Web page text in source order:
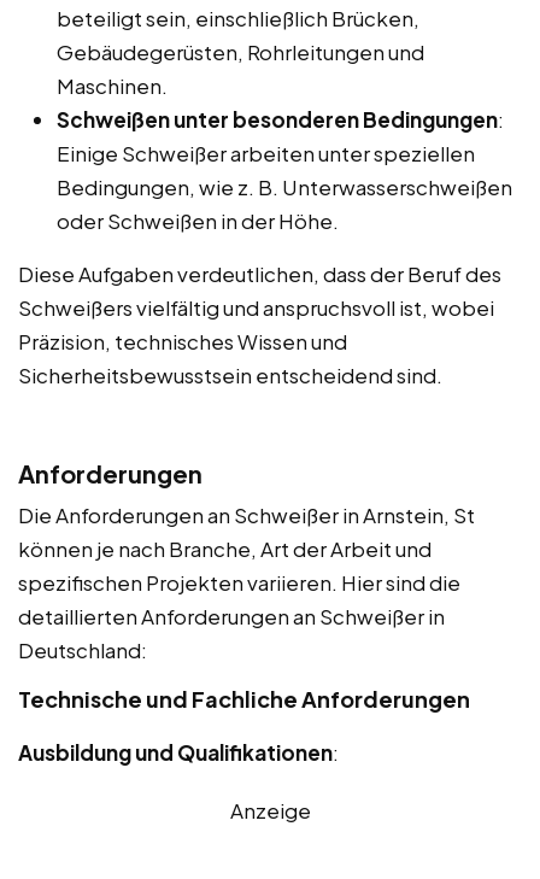
beteiligt sein, einschließlich Brücken,
Gebäudegerüsten, Rohrleitungen und
Maschinen.
Schweißen unter besonderen Bedingungen:
Einige Schweißer arbeiten unter speziellen
Bedingungen, wie z. B. Unterwasserschweißen
oder Schweißen in der Höhe.
Diese Aufgaben verdeutlichen, dass der Beruf des
Schweißers vielfältig und anspruchsvoll ist, wobei
Präzision, technisches Wissen und
Sicherheitsbewusstsein entscheidend sind.
Anforderungen
Die Anforderungen an Schweißer in Arnstein, St
können je nach Branche, Art der Arbeit und
spezifischen Projekten variieren. Hier sind die
detaillierten Anforderungen an Schweißer in
Deutschland:
Technische und Fachliche Anforderungen
Ausbildung und Qualifikationen:
Anzeige